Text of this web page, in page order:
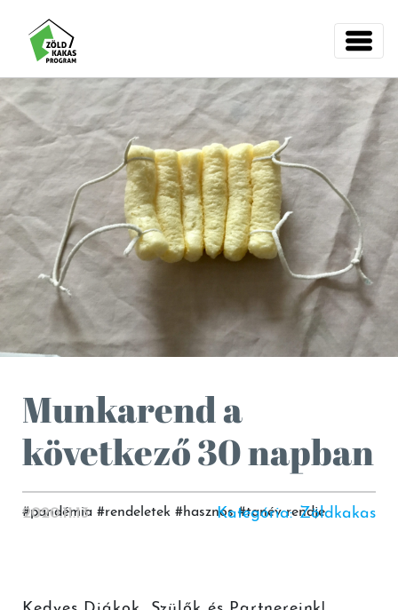
Munkarend a
következő 30 napban
2020.11.13 Kategória: Zöldkakas
#pandémia #rendeletek #hasznos #tanév rendje